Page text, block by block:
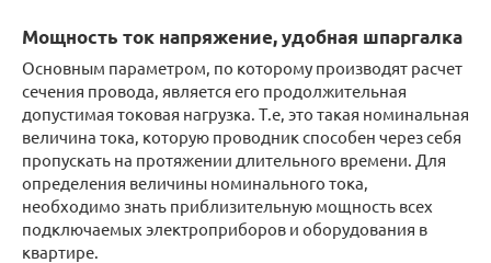
Мощность ток напряжение, удобная шпаргалка
Основным параметром, по которому производят расчет
сечения провода, является его продолжительная
допустимая токовая нагрузка. Т.е, это такая номинальная
величина тока, которую проводник способен через себя
пропускать на протяжении длительного времени. Для
определения величины номинального тока,
необходимо знать приблизительную мощность всех
подключаемых электроприборов и оборудования в
квартире.